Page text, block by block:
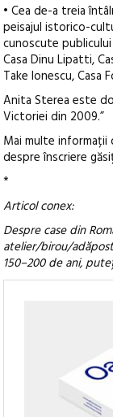
• Cea de-a treia
peisajul istorico-
cunoscute publicului
Casa Dinu Lipatti,
Take Ionescu, Casa
Anita Sterea este
Victoriei din 2009.”
Mai multe informații
despre înscriere
*
Articol conex:
Despre case din
atelier/birou/
150–200 de ani,